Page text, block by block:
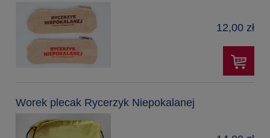
12,00 zł
Worek plecak Rycerzyk Niepokalanej